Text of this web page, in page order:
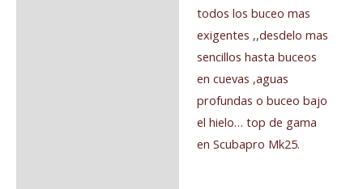
todos los buceo mas
exigentes ,,desdelo mas
sencillos hasta buceos
en cuevas ,aguas
profundas o buceo bajo
el hielo… top de gama
en Scubapro Mk25.